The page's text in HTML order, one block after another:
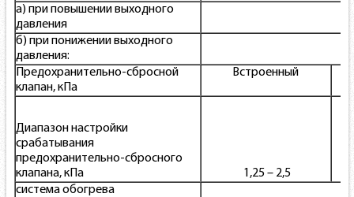
а) при повышении выходного
давления
б) при понижении выходного
давления:
Предохранительно-сбросной
клапан, кПа
Встроенный
Диапазон настройки
срабатывания
предохранительно-сбросного
клапана, кПа
1,25 – 2,5
система обогрева